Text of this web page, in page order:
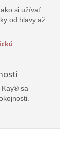
si užívať
od hlavy až
Kay® sa